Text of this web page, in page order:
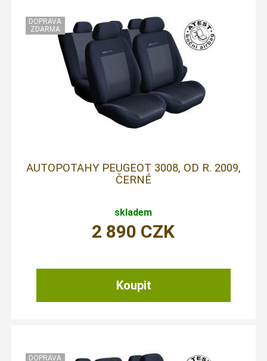
AUTOPOTAHY PEUGEOT 3008, OD R. 2009,
ČERNÉ
skladem
2 890 CZK